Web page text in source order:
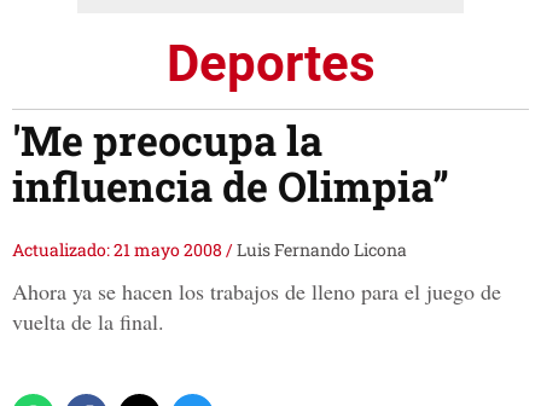
Deportes
'Me preocupa la
influencia de Olimpia”
Actualizado: 21 mayo 2008 /Luis Fernando Licona
Ahora ya se hacen los trabajos de lleno para el juego de
vuelta de la final.